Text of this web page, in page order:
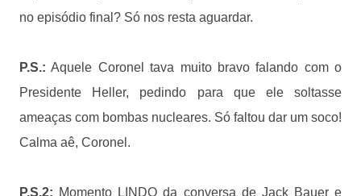
no episódio final? Só nos resta aguardar.
P.S.: Aquele Coronel tava muito bravo falando com o
Presidente Heller, pedindo para que ele soltasse
ameaças com bombas nucleares. Só faltou dar um soco!
Calma aê, Coronel.
P.S.2: Momento LINDO da conversa de Jack Bauer e